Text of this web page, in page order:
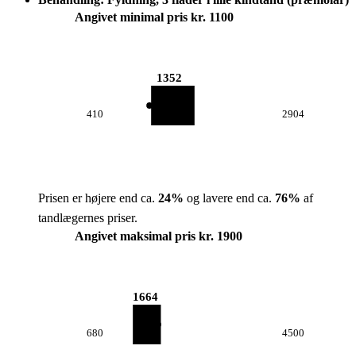
Angivet minimal pris kr. 1100
410
1352
2904
Prisen er højere end ca. 24% og lavere end ca. 76% af
tandlægernes priser.
Angivet maksimal pris kr. 1900
680
1664
4500